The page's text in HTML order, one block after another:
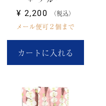
¥ 2,200 税込
メール便可２個まで
カートに入れる